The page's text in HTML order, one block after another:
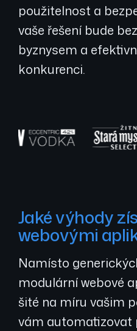
použitelnost a
vaše řešení bude
byznysem a
konkurenci.
Jaké výhody
webovými
Namísto
modulární webové
šité na míru vašim
vám automatizovat